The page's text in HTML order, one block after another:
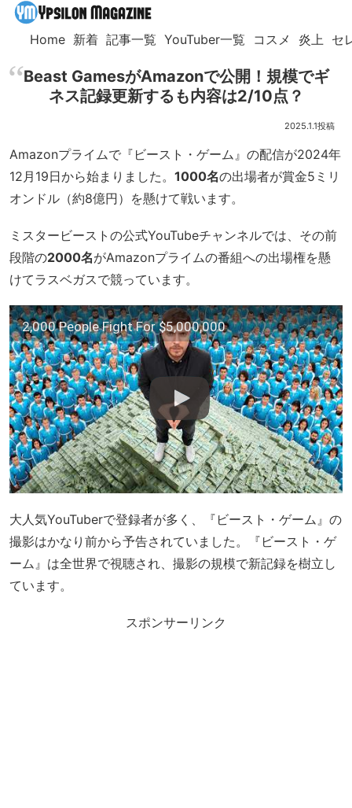
Home 新着 記事一覧 YouTuber一覧 コスメ 炎上 セ
Beast GamesがAmazonで公開！規模でギ
ネス記録更新するも内容は2/10点？
2025.1.1
Amazonプライムで『ビースト・ゲーム』の配信が2024年
12月19日から始まりました。 1000名の出場者が賞金5ミリ
オンドル（約8億円）を懸けて戦います。
ミスタービーストの公式YouTubeチャンネルでは、その前
段階の2000名がAmazonプライムの番組への出場権を懸
けてラスベガスで競っています。
2,000 People Fight For $5,000,000
大人気YouTuberで登録者が多く、『ビースト・ゲーム』の
撮影はかなり前から予告されていました。『ビースト・ゲ
ーム』は全世界で視聴され、撮影の規模で新記録を樹立し
ています。
スポンサーリンク